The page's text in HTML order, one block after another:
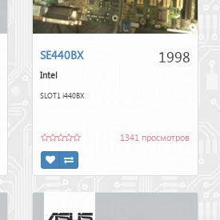
1998
SE440BX
Intel
SLOT1 i440BX
1341 просмотров